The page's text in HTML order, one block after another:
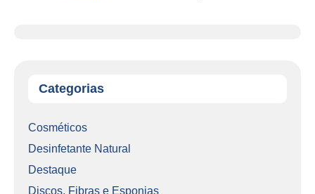
Categorias
Cosméticos
Desinfetante Natural
Destaque
Discos, Fibras e Esponjas